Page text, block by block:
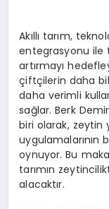
Akıllı tarım,
entegrasyonu ile
artırmayı
çiftçilerin daha
daha verimli
sağlar. Berk
biri olarak, zeytin
uygulamalarının
oynuyor. Bu
tarımın
alacaktır.